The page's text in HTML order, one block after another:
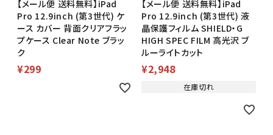
【メール便 送料無料】iPad
Pro 12.9inch (第3世代) ケ
ース カバー 背面クリアフラッ
プケース Clear Note ブラッ
ク
¥299
【メール便 送料無料】iPad
Pro 12.9inch (第3世代) 液
晶保護フィルム SHIELD・G
HIGH SPEC FILM 高光沢 ブ
ルーライトカット
¥2,948
在庫切れ